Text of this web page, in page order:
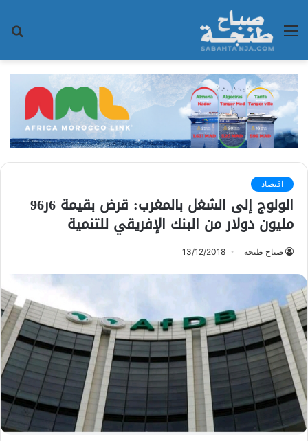
القائمة
اقتصاد
الولوج إلى الشغل بالمغرب: قرض بقيمة 6ر96
مليون دولار من البنك الإفريقي للتنمية
صباح طنجة 13/12/2018